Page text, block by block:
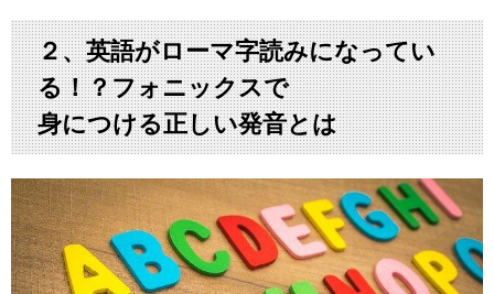
２、英語がローマ字読みになってい
る！？フォニックスで
身につける正しい発音とは